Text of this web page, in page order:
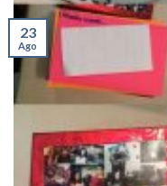
23
Ago